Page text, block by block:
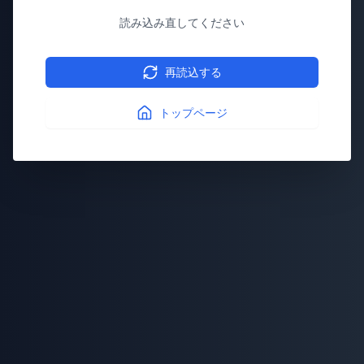
読み込み直してください
再読込する
トップページ